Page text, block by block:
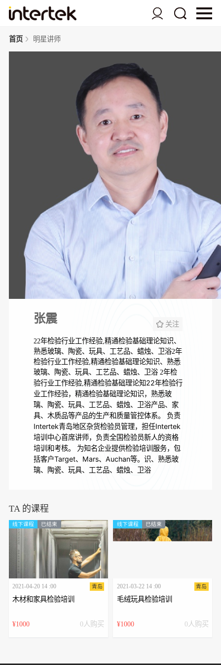
首页 明星讲师
关注
张震
22年检验行业工作经验,精通检验基础理论知识、
熟悉玻璃、陶瓷、玩具、工艺品、蜡烛、卫浴2年
检验行业工作经验,精通检验基础理论知识、熟悉
玻璃、陶瓷、玩具、工艺品、蜡烛、卫浴 2年检
验行业工作经验,精通检验基础理论知22年检验行
业工作经验，精通检验基础理论知识，熟悉玻
璃、陶瓷、玩具、工艺品、蜡烛、卫浴产品、家
具、木质品等产品的生产和质量管控体系。 负责
Intertek青岛地区杂货检验员管理，担任Intertek
培训中心首席讲师，负责全国检验员新人的资格
培训和考核。 为知名企业提供检验培训服务，包
括客户Target、Mars、Auchan等。 识、熟悉玻
璃、陶瓷、玩具、工艺品、蜡烛、卫浴
TA 的课程
线下课程 已结束
2021-04-20 14 :00 青岛
木材和家具检验培训
¥1000 0人购买
线下课程 已结束
2021-03-22 14 :00 青岛
毛绒玩具检验培训
¥1000 0人购买